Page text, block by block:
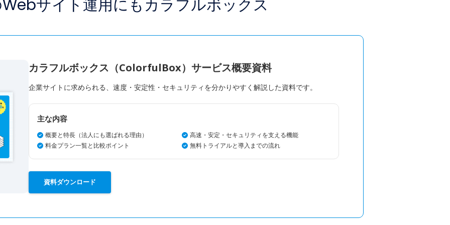
サイト運用にもカラフルボックス
カラフルボックス（ColorfulBox）サービス概要資料
企業サイトに求められる、速度・安定性・セキュリティを分かりやすく解説した資料です。
主な内容
概要と特長（法人にも選ばれる理由）
高速・安定・セキュリティを支える機能
料金プラン一覧と比較ポイント
無料トライアルと導入までの流れ
資料ダウンロード